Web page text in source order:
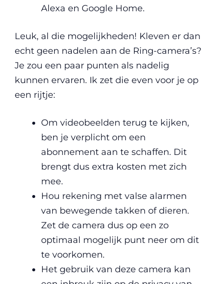
Alexa en Google Home.
Leuk, al die mogelijkheden! Kleven er dan
echt geen nadelen aan de Ring-camera’s?
Je zou een paar punten als nadelig
kunnen ervaren. Ik zet die even voor je op
een rijtje:
Om videobeelden terug te kijken,
ben je verplicht om een
abonnement aan te schaffen. Dit
brengt dus extra kosten met zich
mee.
Hou rekening met valse alarmen
van bewegende takken of dieren.
Zet de camera dus op een zo
optimaal mogelijk punt neer om dit
te voorkomen.
Het gebruik van deze camera kan